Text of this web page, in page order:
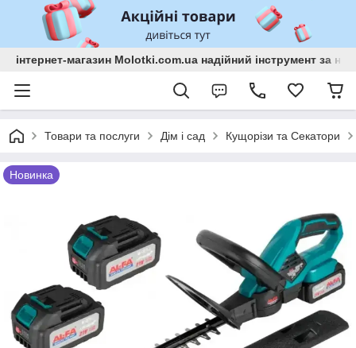
інтернет-магазин Molotki.com.ua надійний інструмент за
Товари та послуги Дім і сад Кущорізи та Секатори
Новинка